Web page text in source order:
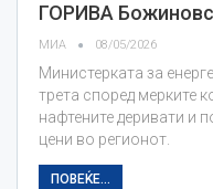
ГОРИВА
МИА 08/05/2026
Министерката за
трета според мерките
нафтените деривати и
цени во регионот.
ПОВЕЌЕ...